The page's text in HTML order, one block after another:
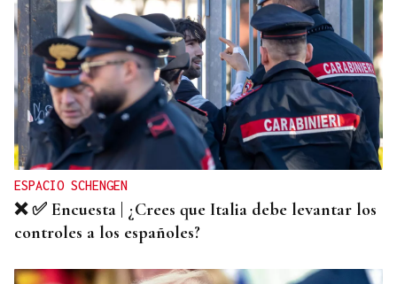
ESPACIO SCHENGEN
❌ ✅ Encuesta | ¿Crees que Italia debe levantar los
controles a los españoles?